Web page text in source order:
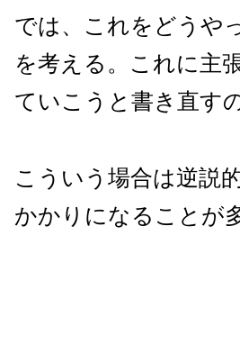
では、これをどうや
を考える。これに主
ていこうと書き直す
こういう場合は逆説
かかりになることが